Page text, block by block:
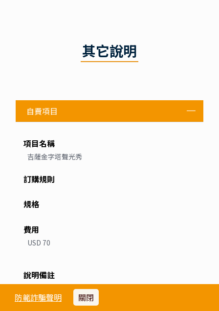
防範詐騙聲明 關閉
自費項目
吉薩金字塔聲光秀